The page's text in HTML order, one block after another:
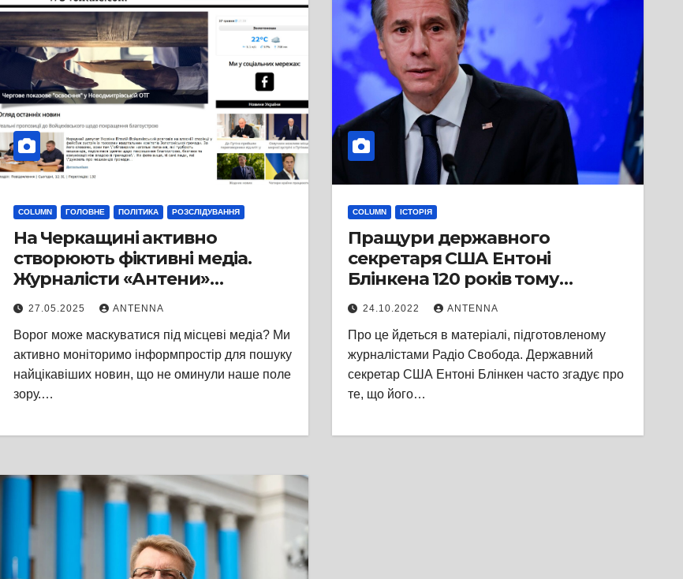
COLUMN ГОЛОВНЕ ПОЛІТИКА РОЗСЛІДУВАННЯ
На Черкащині активно
створюють фіктивні медіа.
Журналісти «Антени»
дослідили анонімний сайт із
Золотоноші, та з’ясували його
політичних бенефіціаріїв
27.05.2025 ANTENNA
Ворог може маскуватися під місцеві медіа? Ми
активно моніторимо інформпростір для пошуку
найцікавіших новин, що не оминули наше поле
зору.…
COLUMN ІСТОРІЯ
Пращури державного
секретаря США Ентоні
Блінкена 120 років тому
іммігрували до Сполучених
Штатів із Золотоноші
24.10.2022 ANTENNA
Про це йдеться в матеріалі, підготовленому
журналістами Радіо Свобода. Державний
секретар США Ентоні Блінкен часто згадує про
те, що його…